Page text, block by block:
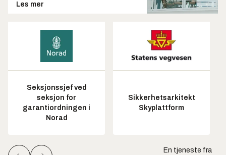
Les mer
Seksjonssjef ved
seksjon for
garantiordningen i
Norad
Sikkerhetsarkitekt
Skyplattform
En tjeneste fra